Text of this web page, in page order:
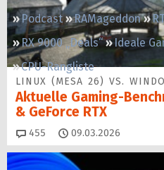
Podcast RAMageddon
RX 9000 „Deals“
Ideale
CPU-Rangliste
LINUX (MESA 26) VS.
Aktuelle Gaming-
& GeForce RTX
455 Kommentare
09.03.2026